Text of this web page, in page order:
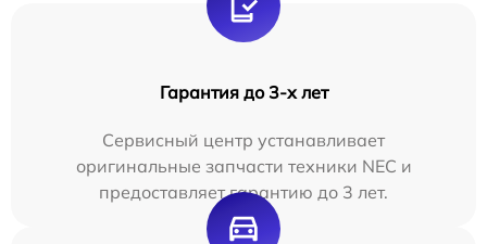
Гарантия до 3-х лет
Сервисный центр устанавливает
оригинальные запчасти техники NEC и
предоставляет гарантию до 3 лет.